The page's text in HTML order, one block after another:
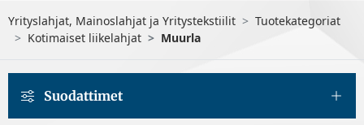
Yrityslahjat, Mainoslahjat ja Yritystekstiilit
Tuotekategoriat
Kotimaiset liikelahjat
Muurla
Suodattimet